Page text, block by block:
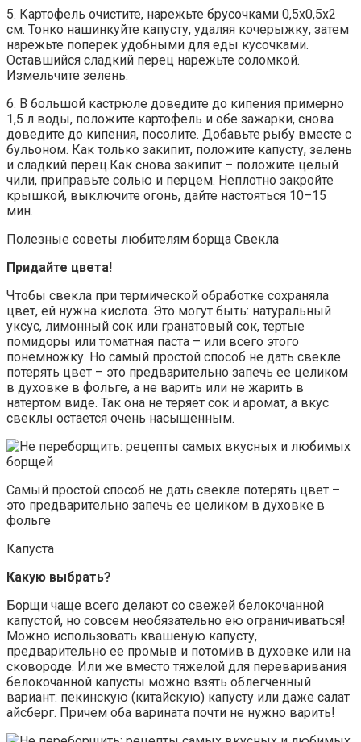
5. Картофель очистите, нарежьте брусочками 0,5х0,5х2
см. Тонко нашинкуйте капусту, удаляя кочерыжку, затем
нарежьте поперек удобными для еды кусочками.
Оставшийся сладкий перец нарежьте соломкой.
Измельчите зелень.
6. В большой кастрюле доведите до кипения примерно
1,5 л воды, положите картофель и обе зажарки, снова
доведите до кипения, посолите. Добавьте рыбу вместе с
бульоном. Как только закипит, положите капусту, зелень
и сладкий перец.Как снова закипит – положите целый
чили, приправьте солью и перцем. Неплотно закройте
крышкой, выключите огонь, дайте настояться 10–15
мин.
Полезные советы любителям борща Свекла
Придайте цвета!
Чтобы свекла при термической обработке сохраняла
цвет, ей нужна кислота. Это могут быть: натуральный
уксус, лимонный сок или гранатовый сок, тертые
помидоры или томатная паста – или всего этого
понемножку. Но самый простой способ не дать свекле
потерять цвет – это предварительно запечь ее целиком
в духовке в фольге, а не варить или не жарить в
натертом виде. Так она не теряет сок и аромат, а вкус
свеклы остается очень насыщенным.
Самый простой способ не дать свекле потерять цвет –
это предварительно запечь ее целиком в духовке в
фольге
Капуста
Какую выбрать?
Борщи чаще всего делают со свежей белокочанной
капустой, но совсем необязательно ею ограничиваться!
Можно использовать квашеную капусту,
предварительно ее промыв и потомив в духовке или на
сковороде. Или же вместо тяжелой для переваривания
белокочанной капусты можно взять облегченный
вариант: пекинскую (китайскую) капусту или даже салат
айсберг. Причем оба варината почти не нужно варить!